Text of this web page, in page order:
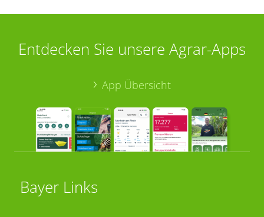
Entdecken Sie unsere Agrar-Apps
App Übersicht
Bayer Links